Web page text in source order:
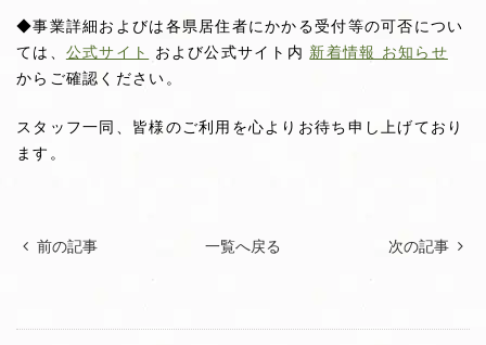
◆事業詳細およびは各県居住者にかかる受付等の可否につい
ては、 公式サイト および公式サイト内 新着情報 お知らせ
からご確認ください。
スタッフ一同、皆様のご利用を心よりお待ち申し上げており
ます。
前の記事 一覧へ戻る 次の記事